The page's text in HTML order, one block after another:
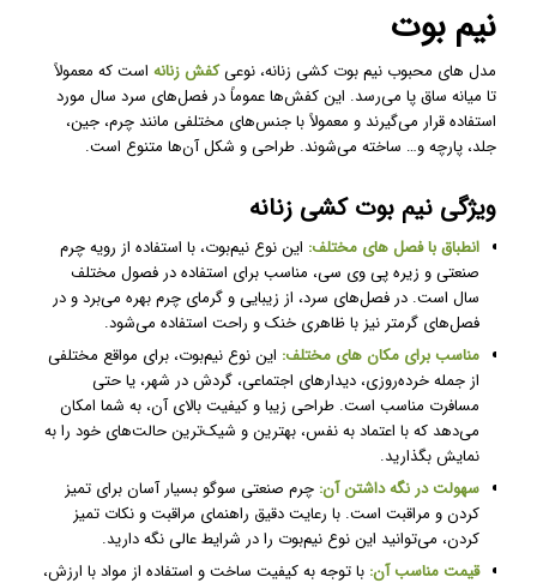
نیم بوت
مدل های محبوب نیم بوت کشی زنانه، نوعیکفش زنانهاست که معمولاً
تا میانه ساق پا می‌رسد. این کفش‌ها عموماً در فصل‌های سرد سال مورد
استفاده قرار می‌گیرند و معمولاً با جنس‌های مختلفی مانند چرم، جین،
جلد، پارچه و… ساخته می‌شوند. طراحی و شکل آن‌ها متنوع است.
ویژگی نیم بوت کشی زنانه
انطباق با فصل های مختلف: این نوع نیم‌بوت، با استفاده از رویه چرم
صنعتی و زیره پی وی سی، مناسب برای استفاده در فصول مختلف
سال است. در فصل‌های سرد، از زیبایی و گرمای چرم بهره می‌برد و در
فصل‌های گرمتر نیز با ظاهری خنک و راحت استفاده می‌شود.
مناسب برای مکان های مختلف: این نوع نیم‌بوت، برای مواقع مختلفی
از جمله خرده‌روزی، دیدارهای اجتماعی، گردش در شهر، یا حتی
مسافرت مناسب است. طراحی زیبا و کیفیت بالای آن، به شما امکان
می‌دهد که با اعتماد به نفس، بهترین و شیک‌ترین حالت‌های خود را به
نمایش بگذارید.
سهولت در نگه داشتن آن: چرم صنعتی سوگو بسیار آسان برای تمیز
کردن و مراقبت است. با رعایت دقیق راهنمای مراقبت و نکات تمیز
کردن، می‌توانید این نوع نیم‌بوت را در شرایط عالی نگه دارید.
قیمت مناسب آن: با توجه به کیفیت ساخت و استفاده از مواد با ارزش،